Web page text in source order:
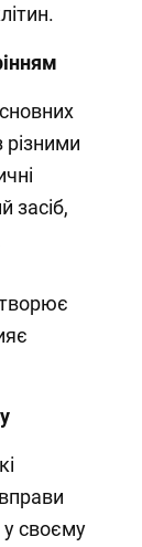
різними
засіб,
у своєму